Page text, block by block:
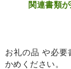
関連書類が
お礼の品 や必要
かめください。